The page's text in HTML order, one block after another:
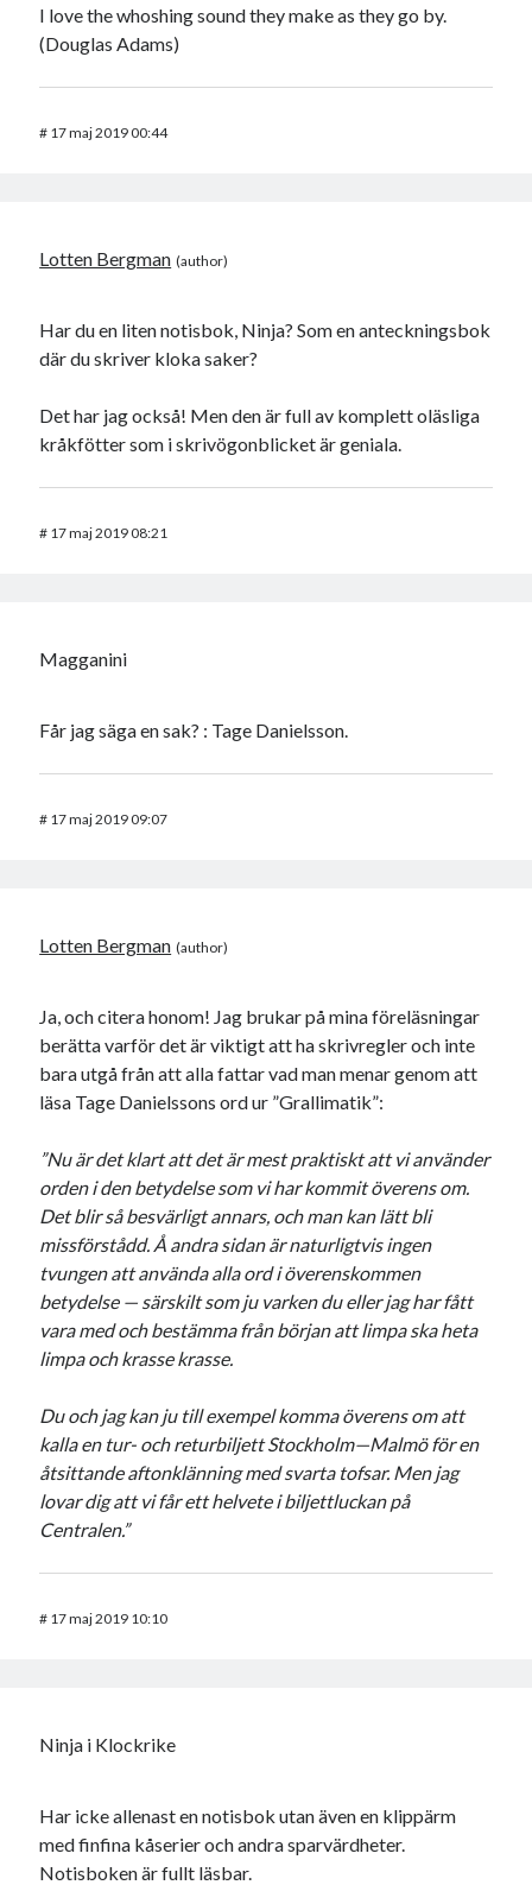
I love the whoshing sound they make as they go by.
(Douglas Adams)
# 17 maj 2019 00:44
Lotten Bergman
Har du en liten notisbok, Ninja? Som en anteckningsbok
där du skriver kloka saker?
Det har jag också! Men den är full av komplett oläsliga
kråkfötter som i skrivögonblicket är geniala.
# 17 maj 2019 08:21
Magganini
Får jag säga en sak? : Tage Danielsson.
# 17 maj 2019 09:07
Lotten Bergman
Ja, och citera honom! Jag brukar på mina föreläsningar
berätta varför det är viktigt att ha skrivregler och inte
bara utgå från att alla fattar vad man menar genom att
läsa Tage Danielssons ord ur ”Grallimatik”:
”Nu är det klart att det är mest praktiskt att vi använder
orden i den betydelse som vi har kommit överens om.
Det blir så besvärligt annars, och man kan lätt bli
missförstådd. Å andra sidan är naturligtvis ingen
tvungen att använda alla ord i överenskommen
betydelse — särskilt som ju varken du eller jag har fått
vara med och bestämma från början att limpa ska heta
limpa och krasse krasse.
Du och jag kan ju till exempel komma överens om att
kalla en tur- och returbiljett Stockholm—Malmö för en
åtsittande aftonklänning med svarta tofsar. Men jag
lovar dig att vi får ett helvete i biljettluckan på
Centralen.”
# 17 maj 2019 10:10
Ninja i Klockrike
Har icke allenast en notisbok utan även en klippärm
med finfina kåserier och andra sparvärdheter.
Notisboken är fullt läsbar.